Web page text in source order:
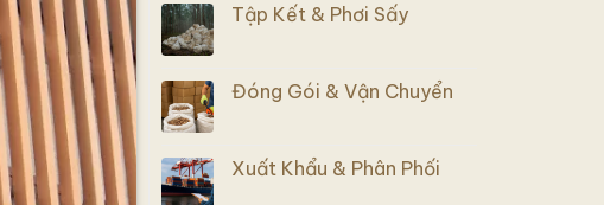
Tập Kết & Phơi Sấy
Đóng Gói & Vận Chuyển
Xuất Khẩu & Phân Phối